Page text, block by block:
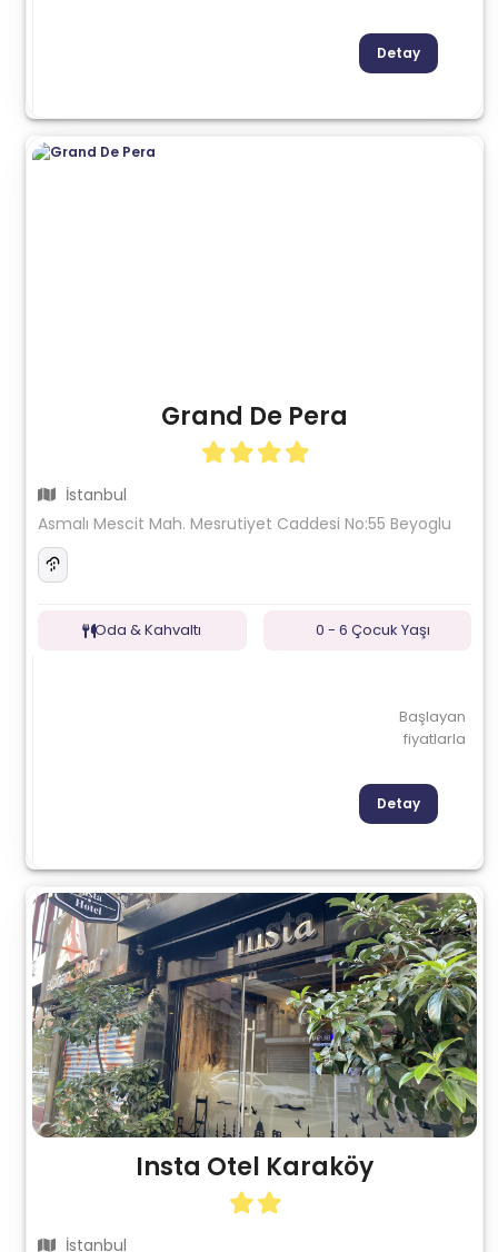
Detay
Grand De Pera
İstanbul
Asmalı Mescit Mah. Mesrutiyet Caddesi No:55 Beyoglu
Oda & Kahvaltı 0 - 6 Çocuk Yaşı
Başlayan
fiyatlarla
Detay
Insta Otel Karaköy
İstanbul